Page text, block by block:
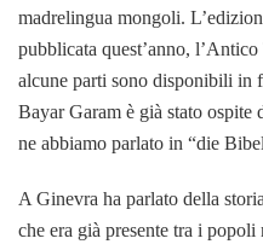
madrelingua mongoli.
pubblicata quest’anno,
alcune parti sono disponibili in
Bayar Garam è già stato
ne abbiamo parlato in “die
A Ginevra ha parlato della
che era già presente tra i